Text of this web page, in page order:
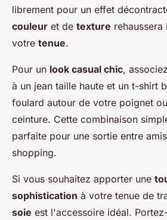
librement pour un effet
couleur et de texture rehaussera
votre tenue.
Pour un look casual chic,
à un jean taille haute et un t-shirt
foulard autour de votre poignet
ceinture. Cette combinaison
parfaite pour une sortie entre
shopping.
Si vous souhaitez apporter une
sophistication à votre tenue de
soie est l'accessoire idéal.